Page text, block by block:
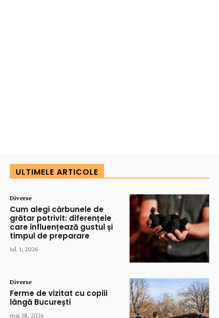
ULTIMELE ARTICOLE
Diverse
Cum alegi cărbunele de
grătar potrivit: diferențele
care influențează gustul și
timpul de preparare
iul. 1, 2026
Diverse
Ferme de vizitat cu copiii
lângă București
mai 28, 2026